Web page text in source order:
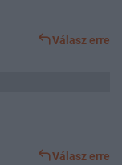
Válasz erre
Válasz erre